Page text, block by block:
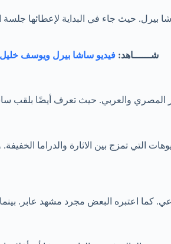
حيث جاء في البداية لإعطائها
شــــــاهد: فيديو ساشا بيرل ويوسف خليل
المصري والعربي. حيث تعرف أيضًا بلقب
التي تمزج بين الاثارة والدراما
كما اعتبره البعض مجرد مشهد عابر.